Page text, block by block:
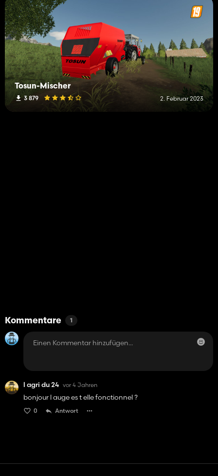
Tosun-Mischer
3 879 2. Februar 2023
Kommentare 1
l agri du 24 vor 4 Jahren
bonjour l auge es t elle fonctionnel ?
0 Antwort